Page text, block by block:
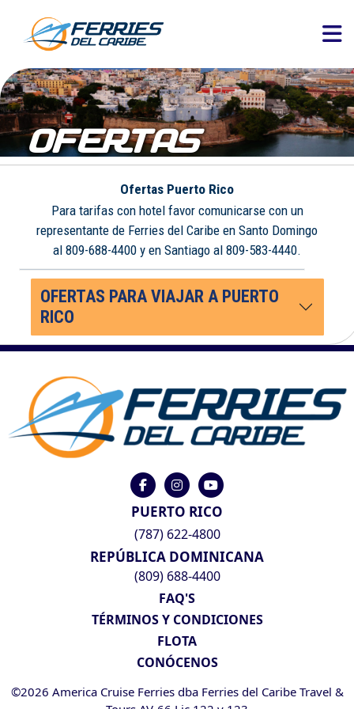
OFERTAS
Ofertas Puerto Rico
Para tarifas con hotel favor comunicarse con un
representante de Ferries del Caribe en Santo Domingo
al 809-688-4400 y en Santiago al 809-583-4440.
OFERTAS PARA VIAJAR A PUERTO
RICO
PUERTO RICO
(787) 622-4800
REPÚBLICA DOMINICANA
(809) 688-4400
FAQ'S
TÉRMINOS Y CONDICIONES
FLOTA
CONÓCENOS
©2026 America Cruise Ferries dba Ferries del Caribe Travel &